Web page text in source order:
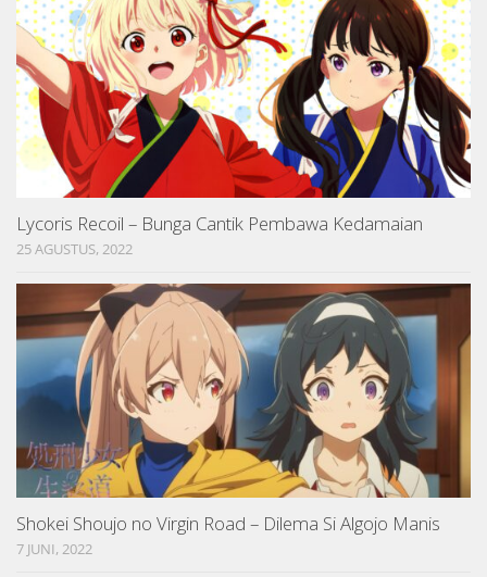
Lycoris Recoil – Bunga Cantik Pembawa Kedamaian
25 AGUSTUS, 2022
Shokei Shoujo no Virgin Road – Dilema Si Algojo Manis
7 JUNI, 2022